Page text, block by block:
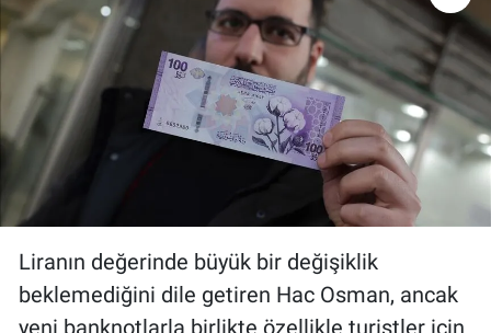
Liranın değerinde büyük bir değişiklik
beklemediğini dile getiren Hac Osman, ancak